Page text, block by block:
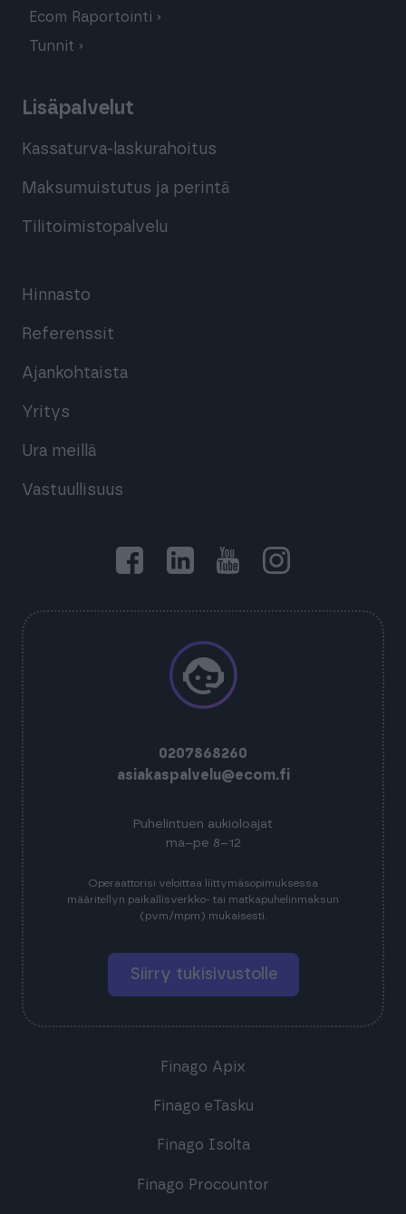
Ecom Raportointi
Tunnit
Lisäpalvelut
Kassaturva-laskurahoitus
Maksumuistutus ja perintä
Tilitoimistopalvelu
Hinnasto
Referenssit
Ajankohtaista
Yritys
Ura meillä
Vastuullisuus
0207868260
asiakaspalvelu@ecom.fi
Puhelintuen aukioloajat
ma–pe 8–12
Operaattorisi veloittaa liittymäsopimuksessa
määritellyn paikallisverkko- tai matkapuhelinmaksun
(pvm/mpm) mukaisesti.
Siirry tukisivustolle
Finago Apix
Finago eTasku
Finago Isolta
Finago Procountor